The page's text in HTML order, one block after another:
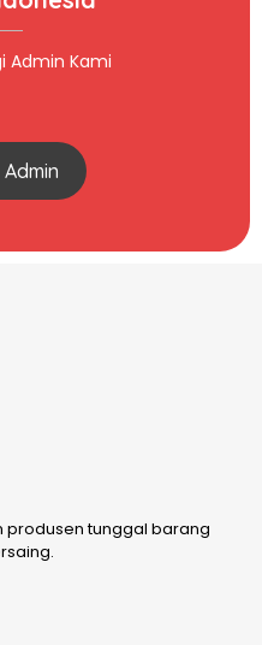
Admin Kami
produsen tunggal barang